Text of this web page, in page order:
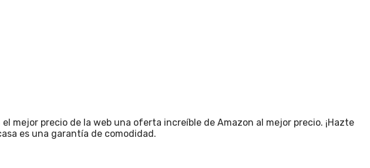
mejor precio de la web una oferta increíble de Amazon al mejor precio. ¡Hazte
es una garantía de comodidad.